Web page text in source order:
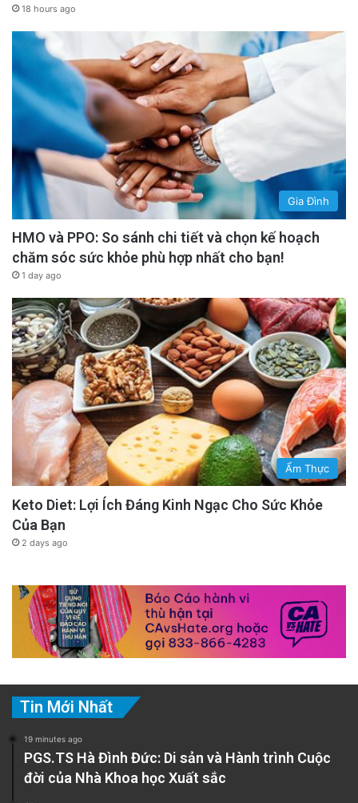
18 hours ago
Gia Đình
HMO và PPO: So sánh chi tiết và chọn kế hoạch
chăm sóc sức khỏe phù hợp nhất cho bạn!
1 day ago
Ẩm Thực
Keto Diet: Lợi Ích Đáng Kinh Ngạc Cho Sức Khỏe
Của Bạn
2 days ago
Tin Mới Nhất
19 minutes ago
PGS.TS Hà Đình Đức: Di sản và Hành trình Cuộc
đời của Nhà Khoa học Xuất sắc